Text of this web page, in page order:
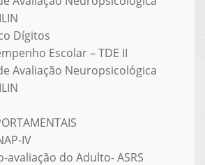
Dígitos
Escolar – TDE II
Avaliação Neuropsicológica
IV
avaliação do Adulto- ASRS